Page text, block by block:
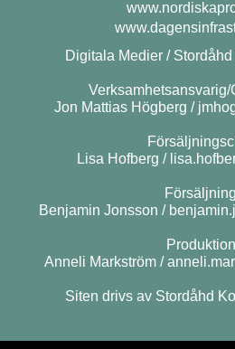
Digitala Medier /
Verksamhetsansvarig/
Jon Mattias Högberg /
Lisa Hofberg /
Benjamin Jonsson /
Anneli Markström /
Siten drivs av Stordåhd